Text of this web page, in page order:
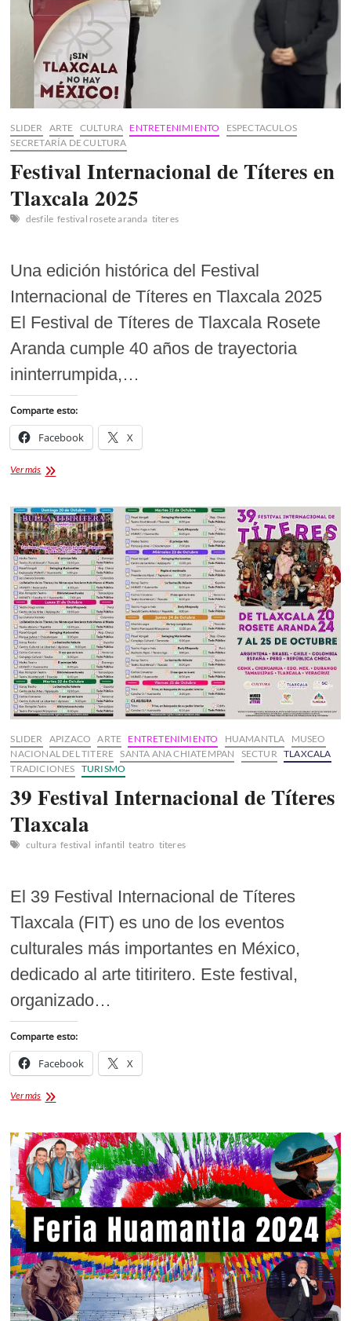
SLIDER ARTE CULTURA ENTRETENIMIENTO
ESPECTACULOS
SECRETARÍA DE CULTURA
Festival Internacional de Títeres en
Tlaxcala 2025
desfile festival rosete aranda titeres
Una edición histórica del Festival
Internacional de Títeres en Tlaxcala 2025
El Festival de Títeres de Tlaxcala Rosete
Aranda cumple 40 años de trayectoria
ininterrumpida,…
Comparte esto:
Facebook X
Ver másFestival
Títeres
en
Tlaxcala
2025
SLIDER APIZACO ARTE ENTRETENIMIENTO HUAMANTLA
MUSEO
NACIONAL DEL TITERE SANTA ANA CHIATEMPAN SECTUR
TLAXCALA
TRADICIONES TURISMO
39 Festival Internacional de Títeres
Tlaxcala
cultura festival infantil teatro titeres
El 39 Festival Internacional de Títeres
Tlaxcala (FIT) es uno de los eventos
culturales más importantes en México,
dedicado al arte titiritero. Este festival,
organizado…
Comparte esto:
Facebook X
Ver más39
de
Títeres
Tlaxcala